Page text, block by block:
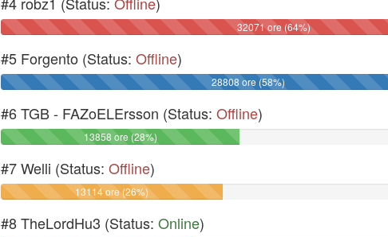
32071 ore (64%)
#5 Forgento (Status: Offline)
28808 ore (58%)
#6 TGB - FAZoELErsson (Status: Offline)
13858 ore (28%)
#7 Welli (Status: Offline)
13114 ore (26%)
#8 TheLordHu3 (Status: Online)